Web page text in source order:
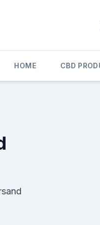
HOME CBD